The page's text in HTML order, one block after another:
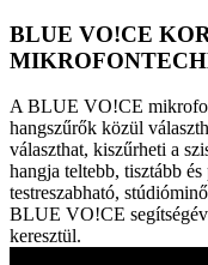
BLUE VO!CE
A BLUE VO!CE
hangszűrők közül
választhat, kiszűrheti a
hangja teltebb, tisztább
testreszabható,
BLUE VO!CE
keresztül.